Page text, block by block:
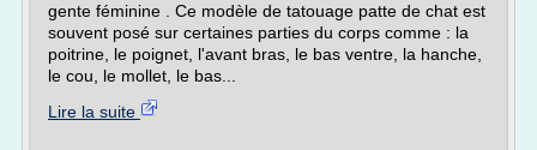
gente féminine . Ce modèle de tatouage patte de chat est
souvent posé sur certaines parties du corps comme : la
poitrine, le poignet, l'avant bras, le bas ventre, la hanche,
le cou, le mollet, le bas...
Lire la suite